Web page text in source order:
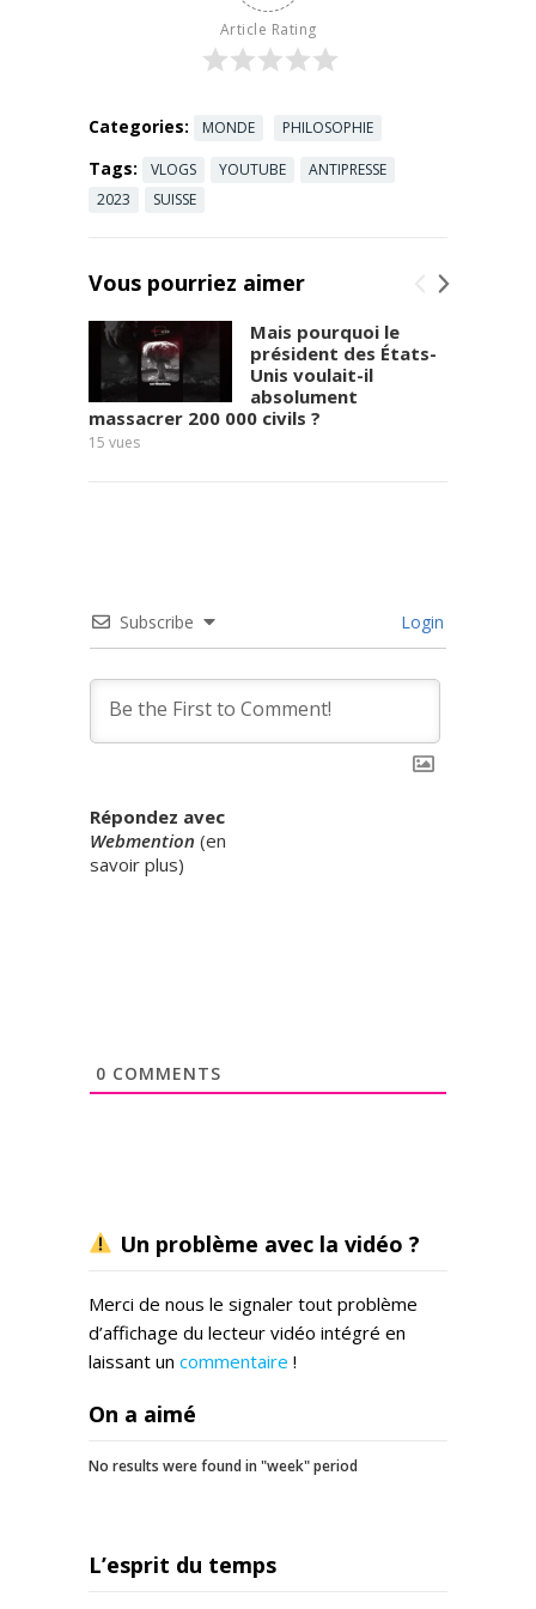
Article Rating
Categories: MONDE PHILOSOPHIE
Tags: VLOGS YOUTUBE
ANTIPRESSE
2023
SUISSE
Vous pourriez aimer
Mais pourquoi le
président des États-
Unis voulait-il
absolument
massacrer 200 000 civils ?
15 vues
Subscribe Login
Répondez avec
Webmention (en
savoir plus)
0 COMMENTS
Un problème avec la vidéo ?
Merci de nous le signaler tout problème
d’affichage du lecteur vidéo intégré en
laissant un commentaire !
On a aimé
No results were found in "week" period
L’esprit du temps